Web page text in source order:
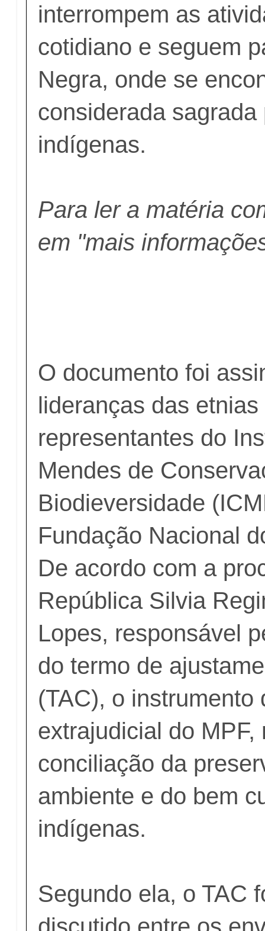
interrompem as
cotidiano e seguem
Negra, onde se
considerada sagrada
indígenas.
Para ler a matéria
em "mais
O documento foi
lideranças das etnias
representantes do
Mendes de
Biodieversidade
Fundação Nacional
De acordo com a
República Silvia
Lopes, responsável
do termo de
(TAC), o instrumento
extrajudicial do MPF,
conciliação da
ambiente e do bem
indígenas.
Segundo ela, o TAC